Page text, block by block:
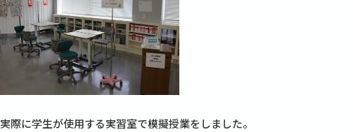
実際に学生が使用する実習室で模擬授業をしました。